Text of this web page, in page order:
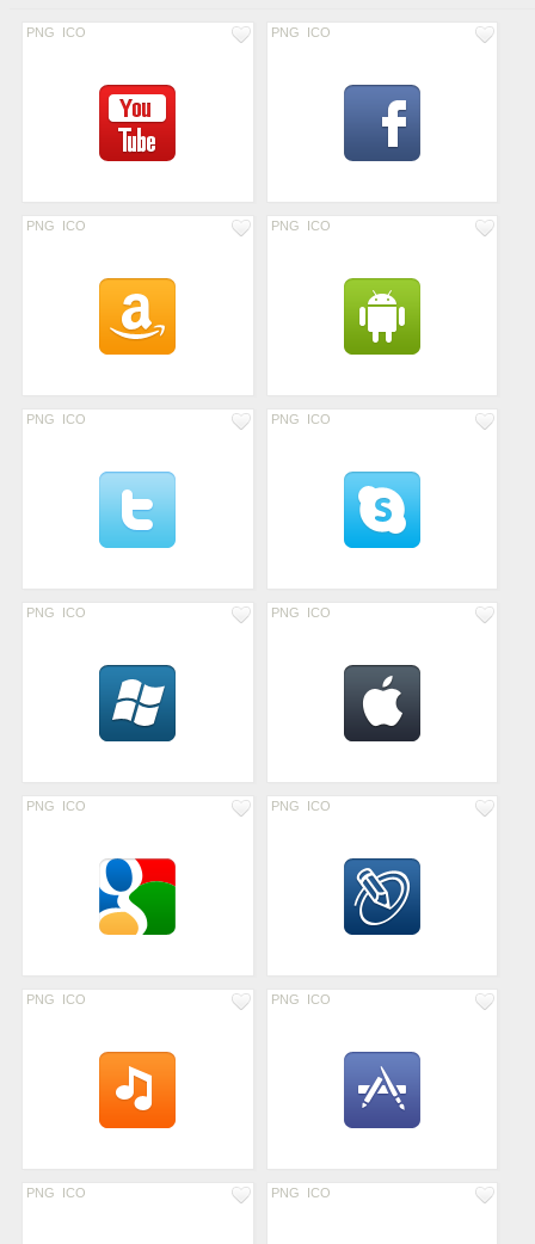
PNG ICO PNG ICO
PNG ICO PNG ICO
PNG ICO PNG ICO
PNG ICO PNG ICO
PNG ICO PNG ICO
PNG ICO PNG ICO
PNG ICO PNG ICO